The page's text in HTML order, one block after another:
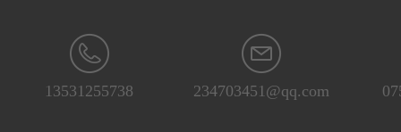
13531255738 234703451@qq.com